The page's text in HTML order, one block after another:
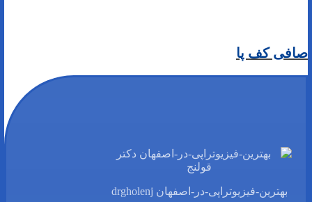
صافی کف پا
بهترین-فیزیوتراپی-در-اصفهان drgholenj